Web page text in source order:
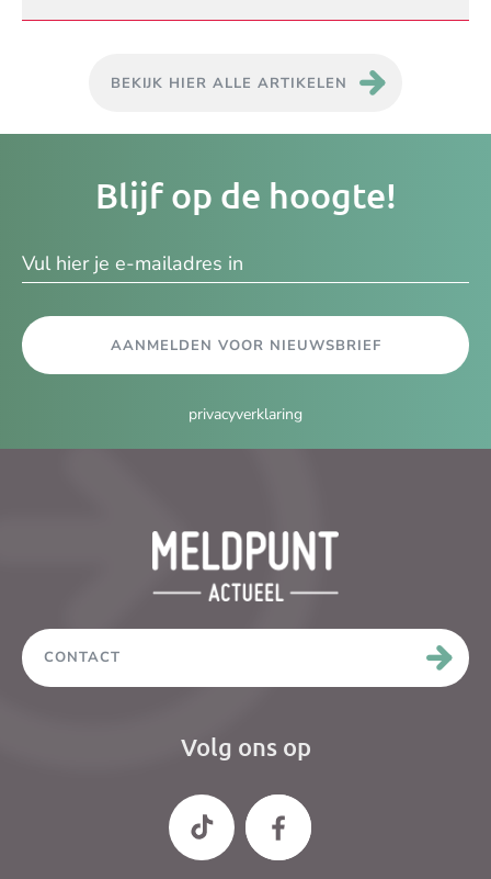
BEKIJK HIER ALLE ARTIKELEN
Blijf op de hoogte!
AANMELDEN VOOR NIEUWSBRIEF
privacyverklaring
CONTACT
Volg ons op